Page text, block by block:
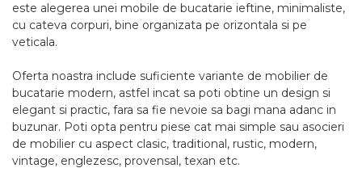
este alegerea unei mobile de bucatarie ieftine, minimaliste,
cu cateva corpuri, bine organizata pe orizontala si pe
veticala.
Oferta noastra include suficiente variante de mobilier de
bucatarie modern, astfel incat sa poti obtine un design si
elegant si practic, fara sa fie nevoie sa bagi mana adanc in
buzunar. Poti opta pentru piese cat mai simple sau asocieri
de mobilier cu aspect clasic, traditional, rustic, modern,
vintage, englezesc, provensal, texan etc.